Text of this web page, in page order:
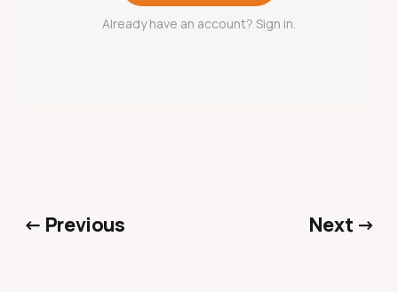
Already have an account? Sign in.
← Previous Next →